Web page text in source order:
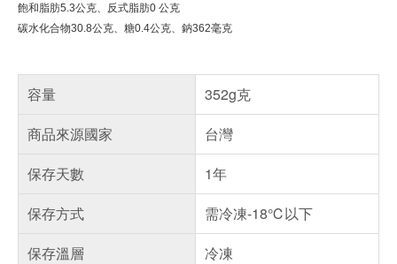
飽和脂肪5.3公克 反式脂肪0 公克
碳水化合物30.8公克 糖0.4公克 鈉362毫克
容量
352g克
商品來源國家
台灣
保存天數
1年
保存方式
需冷凍-18℃以下
保存溫層
冷凍